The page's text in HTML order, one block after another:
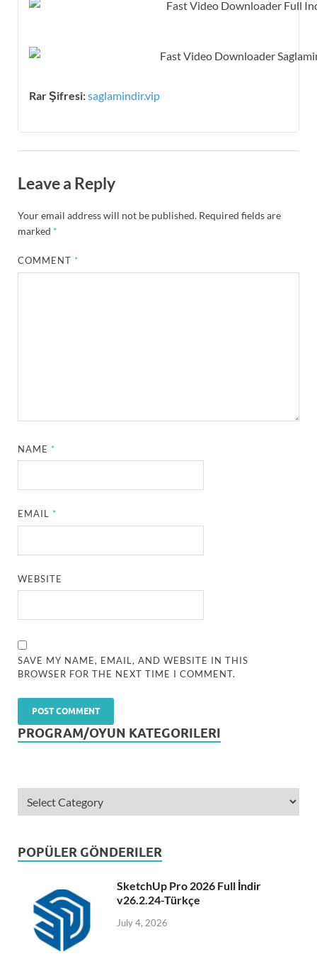
Rar Şifresi:saglamindir.vip
Leave a Reply
Your email address will not be published. Required fields are
marked *
COMMENT*
NAME*
EMAIL*
WEBSITE
SAVE MY NAME, EMAIL, AND WEBSITE IN THIS
BROWSER FOR THE NEXT TIME I COMMENT.
PROGRAM/OYUN KATEGORILERI
POPÜLER GÖNDERILER
SketchUp Pro 2026 Full İndir
v26.2.24-Türkçe
July 4, 2026